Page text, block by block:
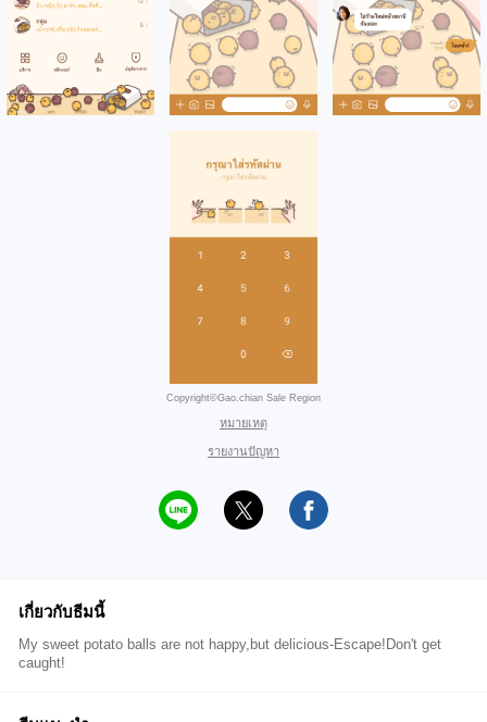
Copyright©Gao.chian Sale Region
หมายเหตุ
รายงานปัญหา
เกี่ยวกับธีมนี้
My sweet potato balls are not happy,but delicious-Escape!Don't get
caught!